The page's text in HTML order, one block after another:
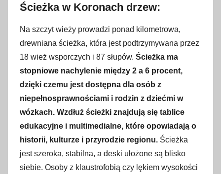
Ścieżka w Koronach drzew:
Na szczyt wieży prowadzi ponad kilometrowa,
drewniana ścieżka, która jest podtrzymywana przez
18 wież wsporczych i 87 słupów. Ścieżka ma
stopniowe nachylenie między 2 a 6 procent,
dzięki czemu jest dostępna dla osób z
niepełnosprawnościami i rodzin z dziećmi w
wózkach. Wzdłuż ścieżki znajdują się tablice
edukacyjne i multimedialne, które opowiadają o
historii, kulturze i przyrodzie regionu. Ścieżka
jest szeroka, stabilna, a deski ułożone są blisko
siebie. Osoby z klaustrofobią czy lękiem wysokości